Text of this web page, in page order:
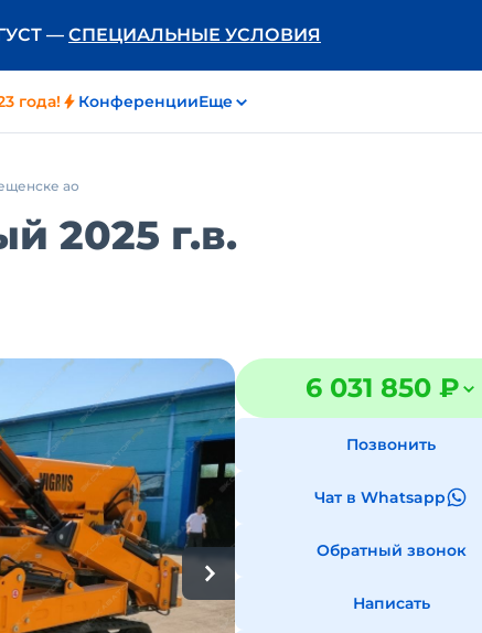
— СПЕЦИАЛЬНЫЕ УСЛОВИЯ
года! КонференцииЕще
ао
2025 г.в.
6 031 850 ₽
Позвонить
Чат в Whatsapp
Обратный звонок
Написать